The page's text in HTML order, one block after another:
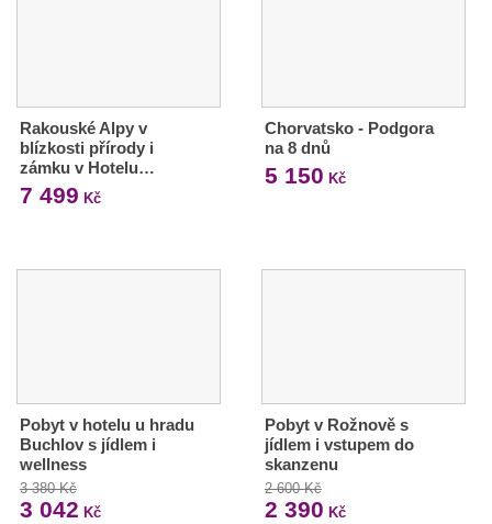
Rakouské Alpy v
blízkosti přírody i
zámku v Hotelu…
7 499 Kč
Chorvatsko - Podgora
na 8 dnů
5 150 Kč
Pobyt v hotelu u hradu
Buchlov s jídlem i
wellness
3 380 Kč
3 042 Kč
Pobyt v Rožnově s
jídlem i vstupem do
skanzenu
2 600 Kč
2 390 Kč